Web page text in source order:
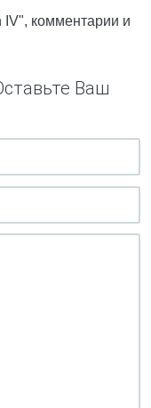
IV", комментарии и
Ваш